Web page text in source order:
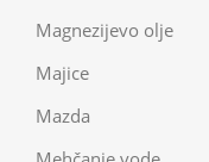
Magnezijevo olje
Majice
Mazda